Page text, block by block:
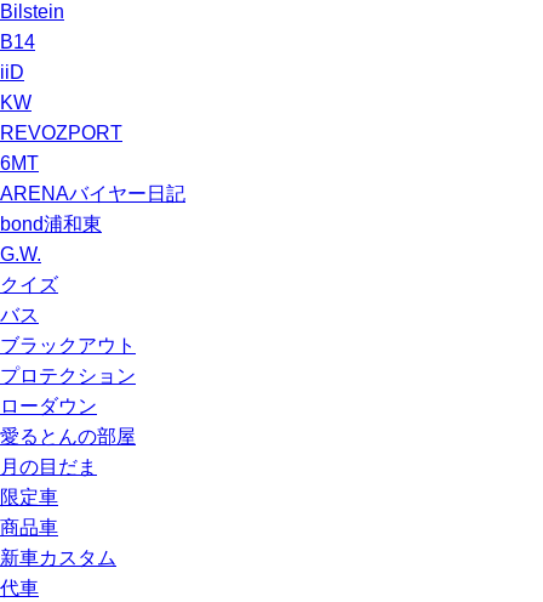
Bilstein
B14
iiD
KW
REVOZPORT
6MT
ARENAバイヤー日記
bond浦和東
G.W.
クイズ
バス
ブラックアウト
プロテクション
ローダウン
愛るとんの部屋
月の目だま
限定車
商品車
新車カスタム
代車